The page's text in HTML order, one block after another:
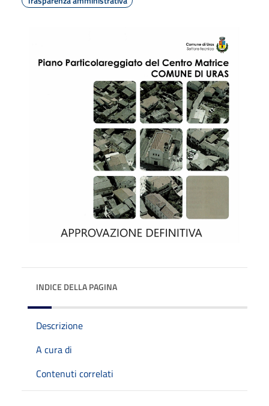
INDICE DELLA PAGINA
Descrizione
A cura di
Contenuti correlati